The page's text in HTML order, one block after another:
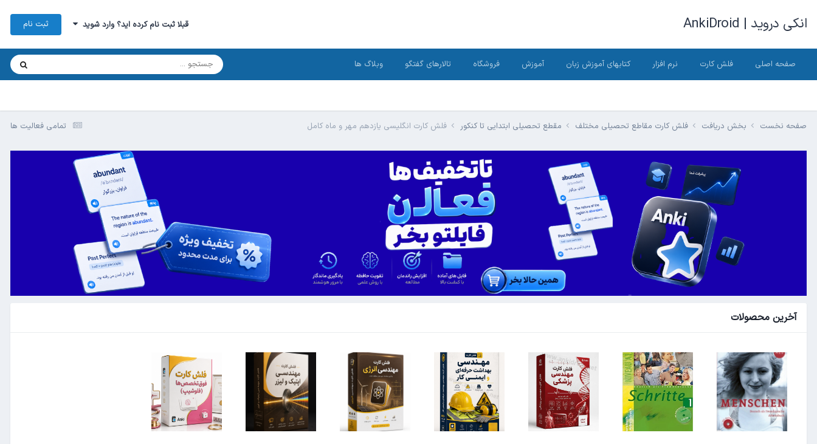
انکی دروید | AnkiDroid قبلا ثبت نام کرده اید؟ وارد شوید ثبت نام
صفحه اصلی فلش کارت نرم افزار کتابهای آموزش زبان آموزش فروشگاه تالارهای گفتگو وبلاگ ها
تمامی فعالیت ها صفحه نخست بخش دریافت فلش کارت مقاطع تحصیلی مختلف مقطع تحصیلی ابتدایی تا کنکور فلش کارت انگلیسی یازدهم مهر و ماه کامل
آخرین محصولات